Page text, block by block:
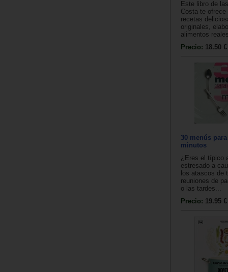
Este libro de
Costa te
recetas
originales,
alimentos
Precio: 18.50 €
30 menús
minutos
¿Eres el típico
estresado a
los atascos de
reuniones de
o las tardes...
Precio: 19.95 €